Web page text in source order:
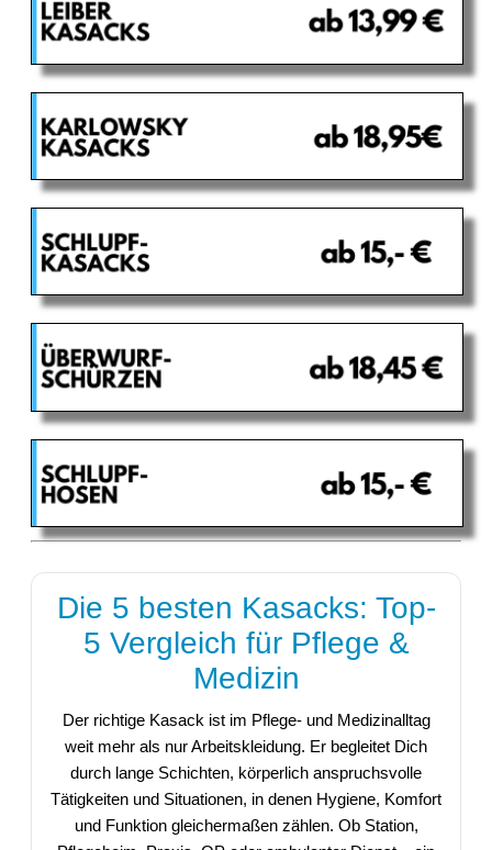
Die 5 besten Kasacks: Top-
5 Vergleich für Pflege &
Medizin
Der richtige Kasack ist im Pflege- und Medizinalltag
weit mehr als nur Arbeitskleidung. Er begleitet Dich
durch lange Schichten, körperlich anspruchsvolle
Tätigkeiten und Situationen, in denen Hygiene, Komfort
und Funktion gleichermaßen zählen. Ob Station,